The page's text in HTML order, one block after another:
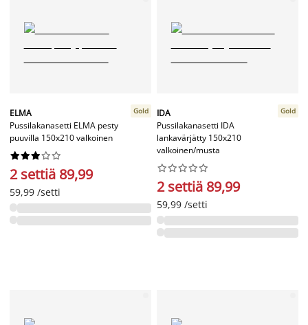
ELMA
Pussilakanasetti ELMA pesty
puuvilla 150x210 valkoinen
Gold






2 settiä 89,99
59,99 /setti
IDA
Pussilakanasetti IDA
lankavärjätty 150x210
valkoinen/musta
Gold






2 settiä 89,99
59,99 /setti